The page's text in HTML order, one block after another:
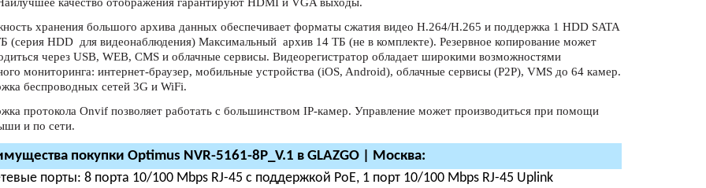
хранения большого архива данных обеспечивает форматы сжатия видео H.264/H.265 и поддержка 1 HDD SATA
(серия HDD для видеонаблюдения) Максимальный архив 14 ТБ (не в комплекте). Резервное копирование может
через USB, WEB, CMS и облачные сервисы. Видеорегистратор обладает широкими возможностями
мониторинга: интернет-браузер, мобильные устройства (iOS, Android), облачные сервисы (P2P), VMS до 64 камер.
беспроводных сетей 3G и WiFi.
протокола Onvif позволяет работать с большинством IP-камер. Управление может производиться при помощи
и по сети.
покупки Optimus NVR-5161-8P_V.1 в GLAZGO | Москва:
порты: 8 порта 10/100 Mbps RJ-45 с поддержкой PoE, 1 порт 10/100 Mbps RJ-45 Uplink